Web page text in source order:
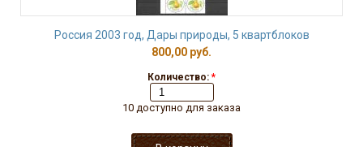
Россия 2003 год, Дары природы, 5 квартблоков
800,00 руб.
Количество: *
10 доступно для заказа